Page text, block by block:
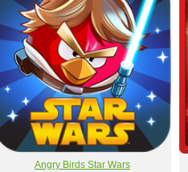
Angry Birds Star Wars